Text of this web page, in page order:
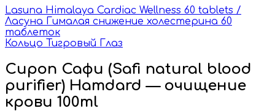
Lasuna Himalaya Cardiac Wellness 60 tablets /
Ласуна Гималая снижение холестерина 60
таблеток
Кольцо Тигровый Глаз
Сироп Сафи (Safi natural blood
purifier) Hamdard — очищение
крови 100ml